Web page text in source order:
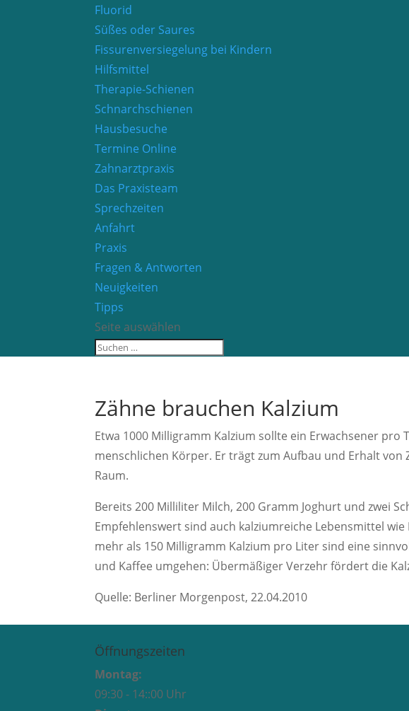
Fluorid
Süßes oder Saures
Fissurenversiegelung bei Kindern
Hilfsmittel
Therapie-Schienen
Schnarchschienen
Hausbesuche
Termine Online
Zahnarztpraxis
Das Praxisteam
Sprechzeiten
Anfahrt
Praxis
Fragen & Antworten
Neuigkeiten
Tipps
Seite auswählen
Zähne brauchen Kalzium
Etwa 1000 Milligramm Kalzium sollte ein Erwachsener
menschlichen Körper. Er trägt zum Aufbau und Erhalt
Raum.
Bereits 200 Milliliter Milch, 200 Gramm Joghurt und zwei
Empfehlenswert sind auch kalziumreiche Lebensmittel
mehr als 150 Milligramm Kalzium pro Liter sind eine
und Kaffee umgehen: Übermäßiger Verzehr fördert die
Quelle: Berliner Morgenpost, 22.04.2010
Öffnungszeiten
Montag:
09:30 - 14::00 Uhr